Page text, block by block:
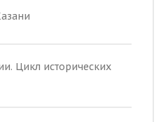
Цикл исторических